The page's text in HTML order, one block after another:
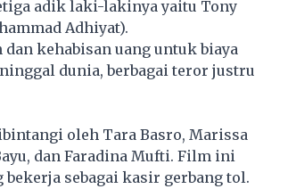
adik laki-lakinya yaitu Tony
Adhiyat).
kehabisan uang untuk biaya
dunia, berbagai teror justru
oleh Tara Basro, Marissa
dan Faradina Mufti. Film ini
bekerja sebagai kasir gerbang tol.